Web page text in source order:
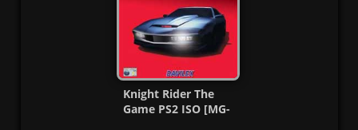
Knight Rider The
Game PS2 ISO [MG-